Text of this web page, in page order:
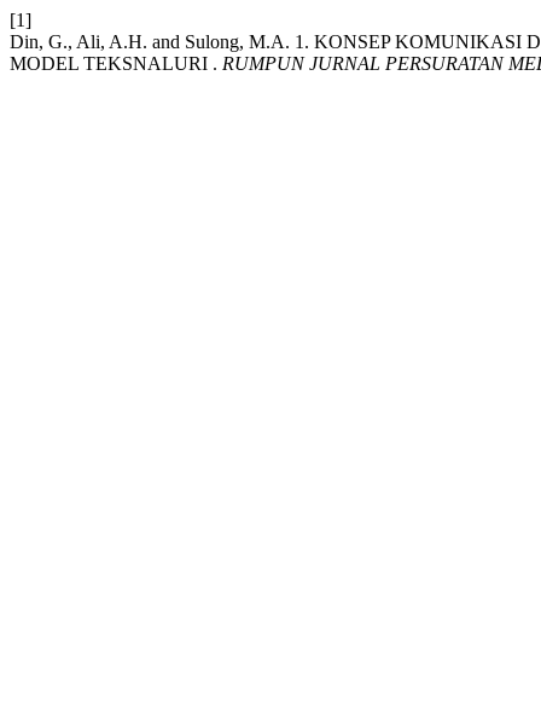
[1]
Din, G., Ali, A.H. and Sulong, M.A. 1. KONSEP
MODEL TEKSNALURI . RUMPUN JURNAL PERSURATAN